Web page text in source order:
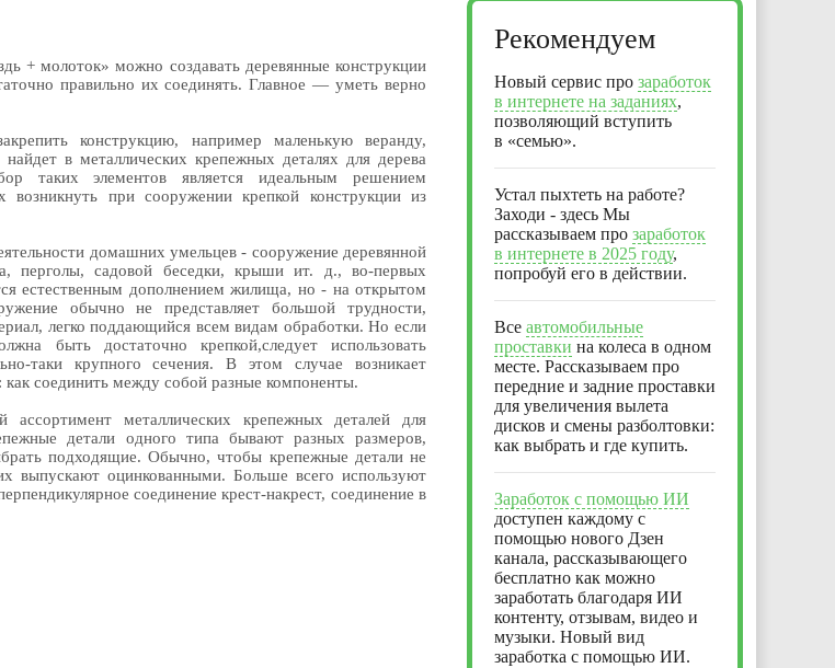
+ молоток» можно создавать деревянные конструкции
правильно их соединять. Главное — уметь верно
конструкцию, например маленькую веранду,
в металлических крепежных деталях для дерева
таких элементов является идеальным решением
при сооружении крепкой конструкции из
домашних умельцев - сооружение деревянной
перголы, садовой беседки, крыши ит. д., во-первых
естественным дополнением жилища, но - на открытом
обычно не представляет большой трудности,
легко поддающийся всем видам обработки. Но если
быть достаточно крепкой,следует использовать
таки крупного сечения. В этом случае возникает
соединить между собой разные компоненты.
металлических крепежных деталей для
детали одного типа бывают разных размеров,
подходящие. Обычно, чтобы крепежные детали не
выпускают оцинкованными. Больше всего используют
соединение крест-накрест, соединение в
Рекомендуем
Новый сервис про заработок
в интернете на заданиях,
позволяющий вступить
в «семью».
Устал пыхтеть на работе?
Заходи - здесь Мы
рассказываем про заработок
в интернете в 2025 году,
попробуй его в действии.
Все автомобильные
проставки на колеса в одном
месте. Рассказываем про
передние и задние проставки
для увеличения вылета
дисков и смены разболтовки:
как выбрать и где купить.
Заработок с помощью ИИ
доступен каждому с
помощью нового Дзен
канала, рассказывающего
бесплатно как можно
заработать благодаря ИИ
контенту, отзывам, видео и
музыки. Новый вид
заработка с помощью ИИ.